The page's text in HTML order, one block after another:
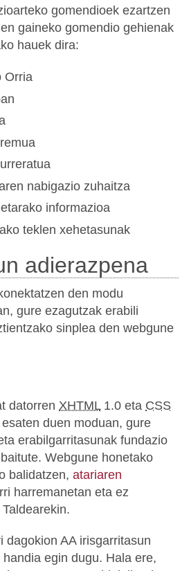
gomendioek ezartzen
gaineko gomendio gehienak
hauek dira:
Orria
nabigazio zuhaitza
informazioa
teklen xehetasunak
adierazpena
den modu
gure ezagutzak erabili
sinplea den webgune
datorren XHTML1.0 eta CSS
duen moduan, gure
erabilgarritasunak fundazio
Webgune honetako
balidatzen, atariaren
harremanetan eta ez
dagokion AA irisgarritasun
egin dugu. Hala ere,